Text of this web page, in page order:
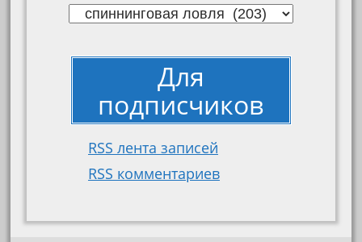
Для
подписчиков
RSS лента записей
RSS комментариев